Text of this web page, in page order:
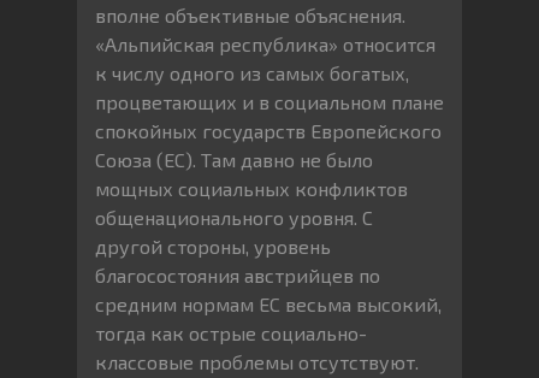
вполне объективные объяснения.
«Альпийская республика» относится
к числу одного из самых богатых,
процветающих и в социальном плане
спокойных государств Европейского
Союза (ЕС). Там давно не было
мощных социальных конфликтов
общенационального уровня. С
другой стороны, уровень
благосостояния австрийцев по
средним нормам ЕС весьма высокий,
тогда как острые социально-
классовые проблемы отсутствуют.